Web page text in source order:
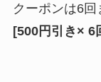
クーポンは6
[500円引き× 6